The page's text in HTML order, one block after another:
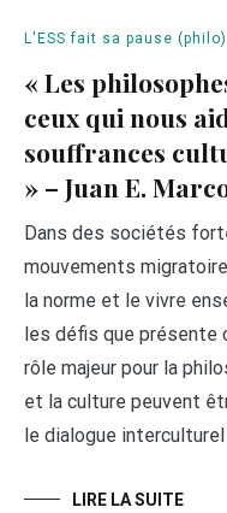
L'ESS fait sa pause (philo)
« Les
ceux qui nous
souffrances
» – Juan E.
Dans des sociétés
mouvements
la norme et le vivre
les défis que présente
rôle majeur pour la
et la culture peuvent
le dialogue
LIRE LA SUITE